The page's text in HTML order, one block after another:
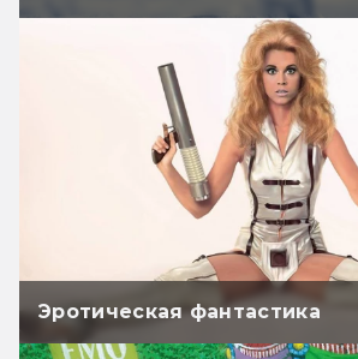
Эротическая фантастика